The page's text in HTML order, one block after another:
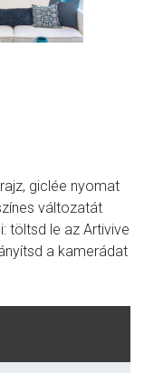
giclée nyomat
változatát
töltsd le az Artivive
a kamerádat